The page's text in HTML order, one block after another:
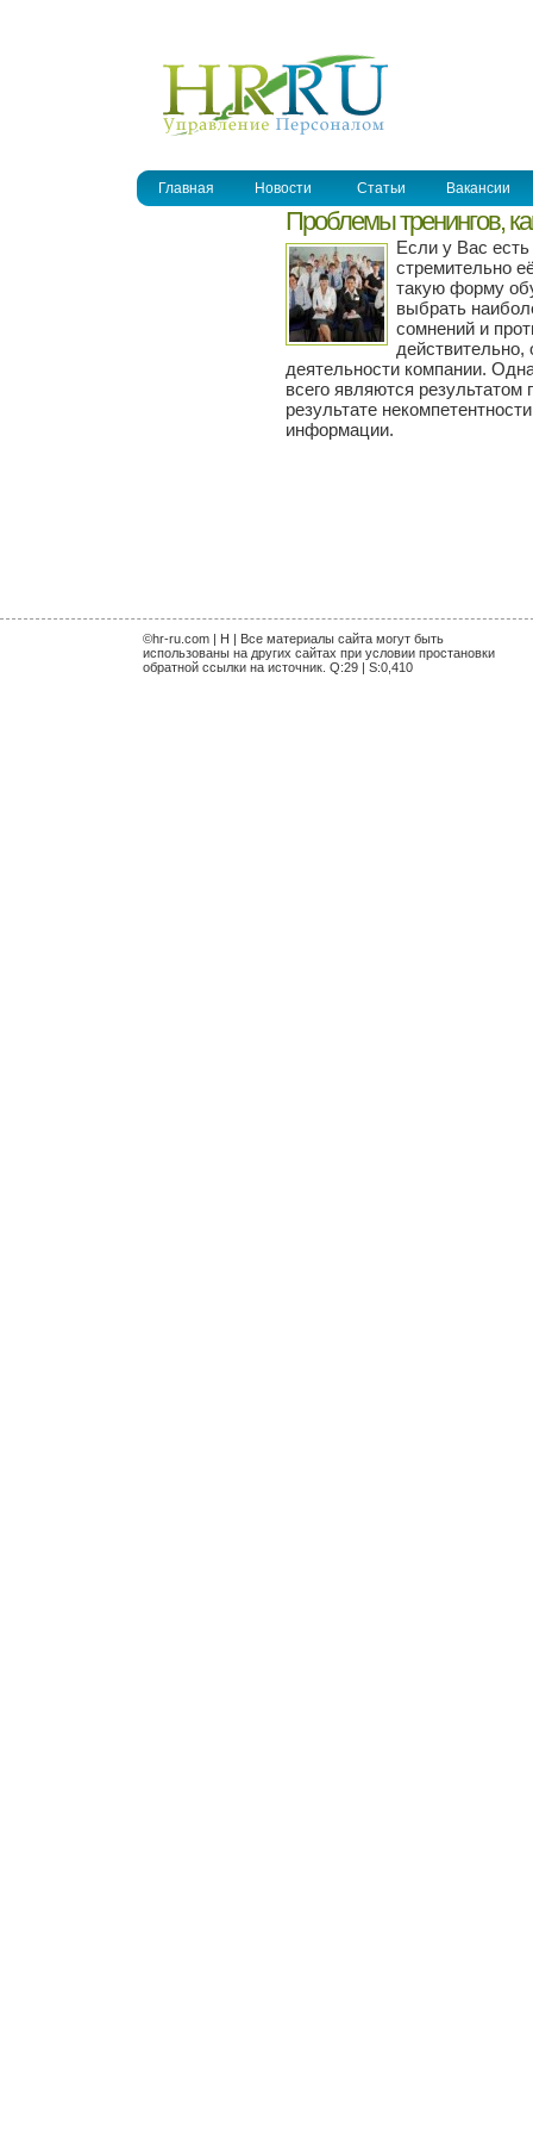
Главная Новости Статьи Вакансии
Проблемы тренингов,
Если у Вас
стремительно
такую форму
выбрать
сомнений и
действительно,
деятельности компании.
всего являются
результате
информации.
©hr-ru.com | H | Все материалы сайта могут быть
использованы на других сайтах при условии простановки
обратной ссылки на источник. Q:29 | S:0,410